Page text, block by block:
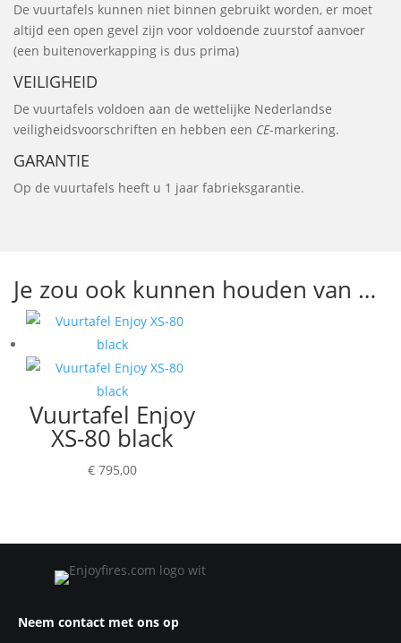
De vuurtafels kunnen niet binnen gebruikt worden, er moet
altijd een open gevel zijn voor voldoende zuurstof aanvoer
(een buitenoverkapping is dus prima)
VEILIGHEID
De vuurtafels voldoen aan de wettelijke Nederlandse
veiligheidsvoorschriften en hebben een CE-markering.
GARANTIE
Op de vuurtafels heeft u 1 jaar fabrieksgarantie.
Je zou ook kunnen houden van …
Vuurtafel Enjoy
XS-80 black
€ 795,00
Neem contact met ons op